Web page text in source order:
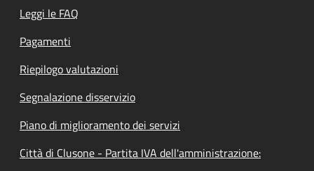
Leggi le FAQ
Pagamenti
Riepilogo valutazioni
Segnalazione disservizio
Piano di miglioramento dei servizi
Città di Clusone - Partita IVA dell'amministrazione: